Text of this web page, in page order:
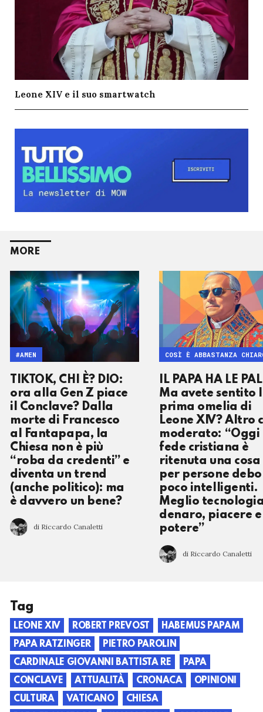
Leone XIV e il suo smartwatch
MORE
TIKTOK, CHI È? DIO:
ora alla Gen Z piace
il Conclave? Dalla
morte di Francesco
al Fantapapa, la
Chiesa non è più
“roba da credenti” e
diventa un trend
(anche politico): ma
è davvero un bene?
di Riccardo Canaletti
#AMEN
IL PAPA HA LE
Ma avete sentito
prima omelia di
Leone XIV? Altro
moderato: “Oggi
fede cristiana è
ritenuta una cosa
per persone
poco intelligenti.
Meglio
denaro, piacere e
potere”
di Riccardo Canaletti
COSÌ È ABBASTANZA
Tag
LEONE XIV ROBERT PREVOST
HABEMUS PAPAM
PAPA RATZINGER
PIETRO PAROLIN
CARDINALE GIOVANNI BATTISTA RE
PAPA
CONCLAVE
ATTUALITÀ CRONACA
OPINIONI
CULTURA
VATICANO
CHIESA